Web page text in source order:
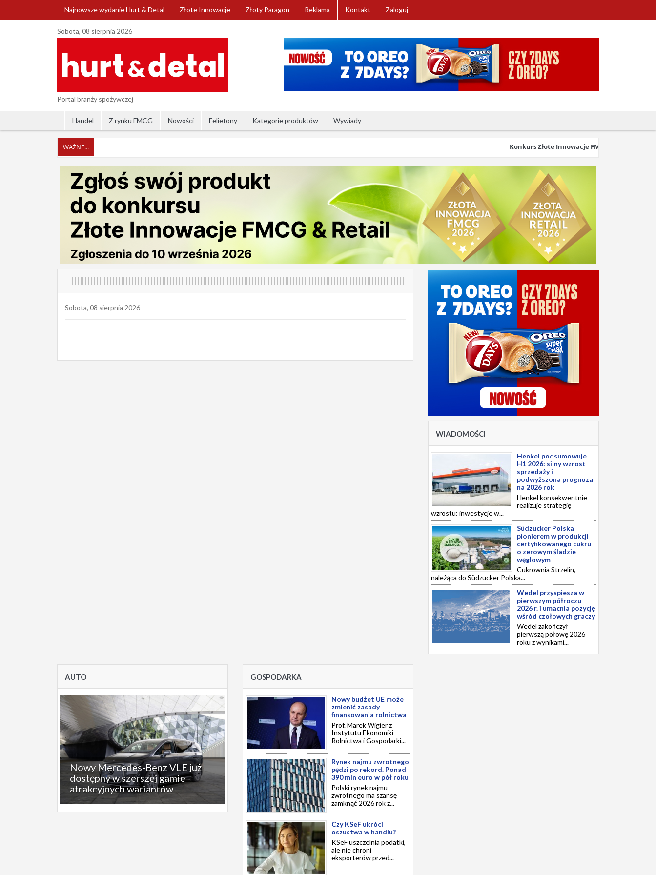
Najnowsze wydanie Hurt & Detal Złote Innowacje Złoty Paragon Reklama Kontakt Zaloguj
Sobota, 08 sierpnia 2026
Portal branży spożywczej
Handel Z rynku FMCG Nowości Felietony Kategorie produktów Wywiady
Konkurs Złote Innowacje FMCG & Retail 2026
Sobota, 08 sierpnia 2026
WIADOMOŚCI
Henkel podsumowuje
H1 2026: silny wzrost
sprzedaży i
podwyższona prognoza
na 2026 rok
Henkel konsekwentnie
realizuje strategię
wzrostu: inwestycje w...
Südzucker Polska
pionierem w produkcji
certyfikowanego cukru
o zerowym śladzie
węglowym
Cukrownia Strzelin,
należąca do Südzucker Polska...
Wedel przyspiesza w
pierwszym półroczu
2026 r. i umacnia pozycję
wśród czołowych graczy
Wedel zakończył
pierwszą połowę 2026
roku z wynikami...
AUTO
Nowy Mercedes-Benz VLE już
dostępny w szerszej gamie
atrakcyjnych wariantów
GOSPODARKA
Nowy budżet UE może
zmienić zasady
finansowania rolnictwa
Prof. Marek Wigier z
Instytutu Ekonomiki
Rolnictwa i Gospodarki...
Rynek najmu zwrotnego
pędzi po rekord. Ponad
390 mln euro w pół roku
Polski rynek najmu
zwrotnego ma szansę
zamknąć 2026 rok z...
Czy KSeF ukróci
oszustwa w handlu?
KSeF uszczelnia podatki,
ale nie chroni
eksporterów przed...